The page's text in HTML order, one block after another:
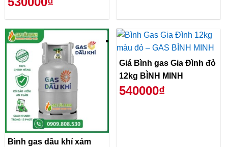
Bình gas dầu khí xám
Giá Bình gas Gia Đình đỏ
12kg BÌNH MINH
540000₫